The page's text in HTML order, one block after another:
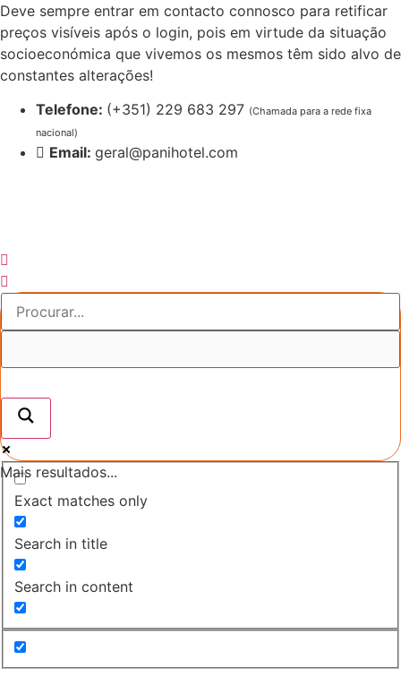
Pular
para
o
conteúdo
Deve sempre entrar em contacto connosco para retificar
preços visíveis após o login, pois em virtude da situação
socioeconómica que vivemos os mesmos têm sido alvo de
constantes alterações!
Telefone: (+351) 229 683 297 (Chamada para a rede fixa
nacional)
Email: geral@panihotel.com
Mais resultados...
Exact matches only
Search in title
Search in content